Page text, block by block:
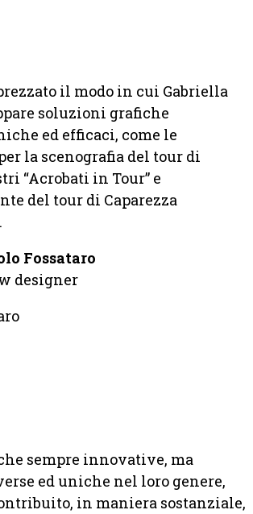
il modo in cui Gabriella
soluzioni grafiche
ed efficaci, come le
la scenografia del tour di
“Acrobati in Tour” e
del tour di Caparezza
Fossataro
designer
sempre innovative, ma
ed uniche nel loro genere,
in maniera sostanziale,